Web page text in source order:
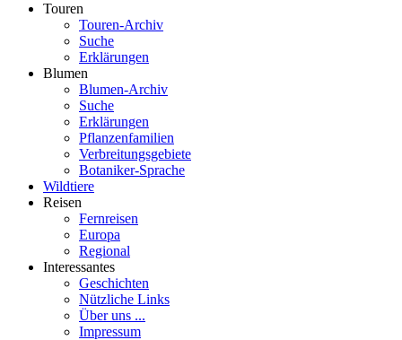
Touren
Touren-Archiv
Suche
Erklärungen
Blumen
Blumen-Archiv
Suche
Erklärungen
Pflanzenfamilien
Verbreitungsgebiete
Botaniker-Sprache
Wildtiere
Reisen
Fernreisen
Europa
Regional
Interessantes
Geschichten
Nützliche Links
Über uns ...
Impressum